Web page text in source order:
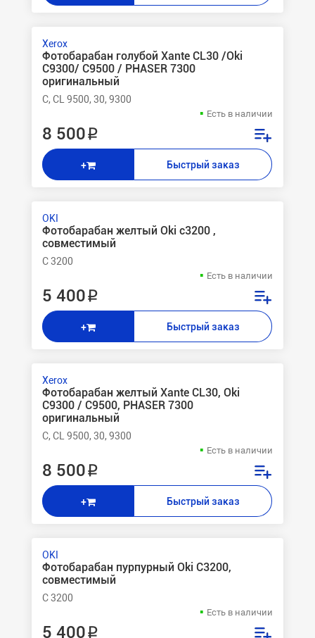
Xerox
Фотобарабан голубой Xante CL30 /Oki
C9300/ C9500 / PHASER 7300
оригинальный
C, CL 9500, 30, 9300
Есть в наличии
8 500 ₽
+ Быстрый заказ
OKI
Фотобарабан желтый Oki c3200 ,
совместимый
C 3200
Есть в наличии
5 400 ₽
+ Быстрый заказ
Xerox
Фотобарабан желтый Xante CL30, Oki
C9300 / C9500, PHASER 7300
оригинальный
C, CL 9500, 30, 9300
Есть в наличии
8 500 ₽
+ Быстрый заказ
OKI
Фотобарабан пурпурный Oki C3200,
совместимый
C 3200
Есть в наличии
5 400 ₽